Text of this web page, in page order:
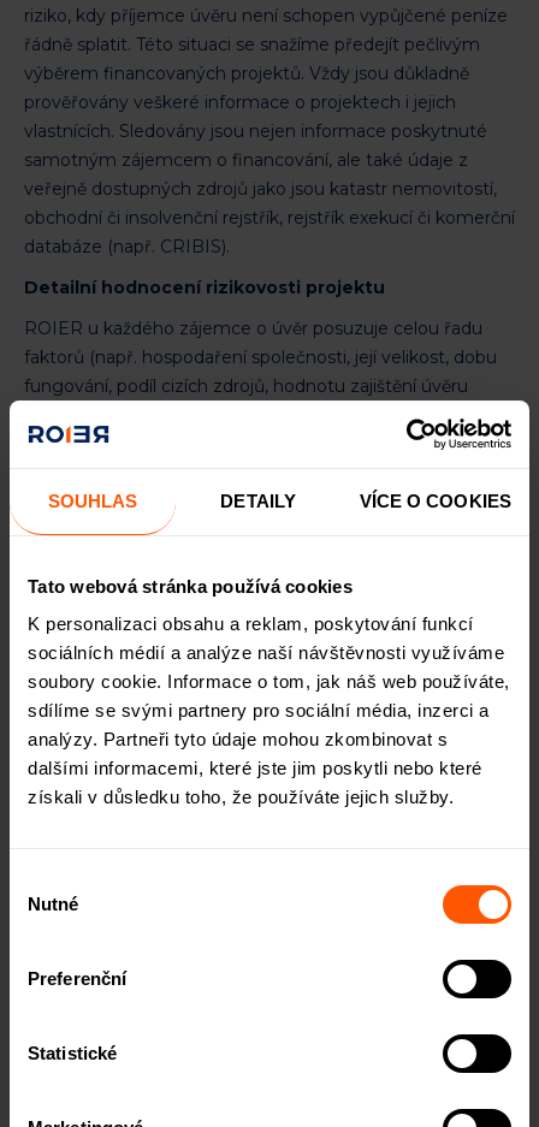
SOUHLAS DETAILY VÍCE O COOKIES
Tato webová stránka používá cookies
K personalizaci obsahu a reklam, poskytování funkcí
sociálních médií a analýze naší návštěvnosti využíváme
soubory cookie. Informace o tom, jak náš web používáte,
sdílíme se svými partnery pro sociální média, inzerci a
analýzy. Partneři tyto údaje mohou zkombinovat s
dalšími informacemi, které jste jim poskytli nebo které
získali v důsledku toho, že používáte jejich služby.
souhlasu
Nutné
Preferenční
Statistické
riziko, kdy příjemce úvěru není schopen vypůjčené peníze
řádně splatit. Této situaci se snažíme předejít pečlivým
výběrem financovaných projektů. Vždy jsou důkladně
prověřovány veškeré informace o projektech i jejich
vlastnících. Sledovány jsou nejen informace poskytnuté
samotným zájemcem o financování, ale také údaje z
veřejně dostupných zdrojů jako jsou katastr nemovitostí,
obchodní či insolvenční rejstřík, rejstřík exekucí či komerční
databáze (např. CRIBIS).
Detailní hodnocení rizikovosti projektu
ROIER u každého zájemce o úvěr posuzuje celou řadu
faktorů (např. hospodaření společnosti, její velikost, dobu
fungování, podíl cizích zdrojů, hodnotu zajištění úvěru
apod.). K hodnocení rizikovosti projektů využíváme vlastní
strukturovaný proces získávání a posuzování informací.
projektu.
Kategorie rizikovosti financovaných úvěrů označujeme
projekty nejvyšší kvality, u nichž je na horizontu 12 měsíců
nejnižší pravděpodobnost selhání. Poslední kategorie E je
vyhrazena pro projekty s rizikem defaultu.
Zajištění úvěru nemovitostí
Úvěry dostupné na naší platformě jsou zajištěny zástavním
právem k nemovitosti. Tato forma zajištění snižuje
investiční riziko. V případě nesplacení úvěru dlužníkem je
Jako zástava slouží například rezidenční nemovitosti, byty
a domy ve vlastnictví bytových družstev nebo společností
zajištění úvěru je možné využít i nemovitosti pořízené
pronájmu či prodeji.
Tento parametr vyjadřuje poměr mezi poskytnutým